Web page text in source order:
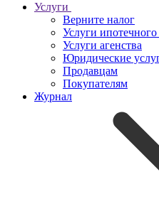
Услуги
Верните налог
Услуги
Услуги агенства
Юридические
Продавцам
Покупателям
Журнал